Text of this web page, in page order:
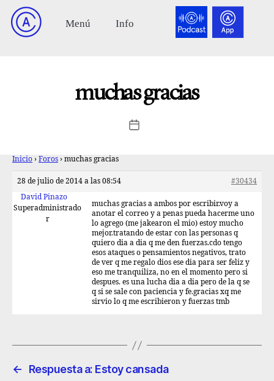
muchas gracias
Inicio › Foros › muchas gracias
28 de julio de 2014 a las 08:54
#30434
David Pinazo
Superadministrado
r
muchas gracias a ambos por escribir.voy a
anotar el correo y a penas pueda hacerme uno
lo agrego (me jakearon el mio) estoy mucho
mejor.tratando de estar con las personas q
quiero dia a dia q me den fuerzas.cdo tengo
esos ataques o pensamientos negativos, trato
de ver q me regalo dios ese dia para ser feliz y
eso me tranquiliza, no en el momento pero si
despues. es una lucha dia a dia pero de la q se
q si se sale con paciencia y fe.gracias xq me
sirvio lo q me escribieron y fuerzas tmb
←
Respuesta a: Estoy cansada